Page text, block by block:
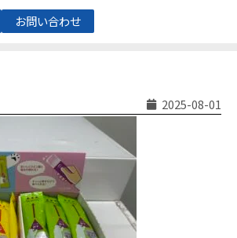
お問い合わせ
2025-08-01